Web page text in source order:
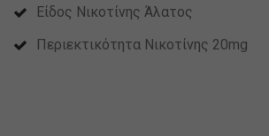
Είδος Νικοτίνης Άλατος
Περιεκτικότητα Νικοτίνης 20mg